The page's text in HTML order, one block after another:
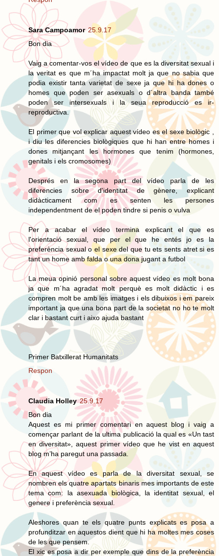
Sara Campoamor 25.9.17
Bon dia
Vaig a comentar-vos el vídeo de que es la diversitat sexual i
la veritat es que m´ha impactat molt ja que no sabia que
podia existir tanta varietat de sexe ja que hi ha dones o
homes que poden ser asexuals o d´altra banda també
poden ser intersexuals i la seua reproducció es ir-
reproductiva.
El primer que vol explicar aquest vídeo es el sexe biològic ,
i diu les diferencies biològiques que hi han entre homes i
dones mitjançant les hormones que tenim (hormones,
genitals i els cromosomes)
Després en la segona part del vídeo parla de les
diferencies sobre d'identitat de gènere, explicant
didàcticament com es senten les persones
independentment de el poden tindre si penis o vulva
Per a acabar el vídeo termina explicant el que es
l'orientació sexual, que per el que he entés jo es la
preferència sexual o el sexe del que tu ets sents atret si es
tant un home amb falda o una dona jugant a futbol
La meua opinió personal sobre aquest vídeo es molt bona
ja que m´ha agradat molt perquè es molt didàctic i es
compren molt be amb les imatges i els dibuixos i em pareix
important ja que una bona part de la societat no ho te molt
clar i bastant curt i aixo ajuda bastant
Primer Batxillerat Humanitats
Respon
Claudia Holley 25.9.17
Bon dia
Aquest es mi primer comentari en aquest blog i vaig a
començar parlant de la ultima publicació la qual es «Un tast
en diversitat», aquest primer vídeo que he vist en aquest
blog m’ha paregut una passada.
En aquest vídeo es parla de la diversitat sexual, se
nombren els quatre apartats binaris mes importants de este
tema com: la asexuada biològica, la identitat sexual, el
genere i preferència sexual.
Aleshores quan te els quatre punts explicats es posa a
profunditzar en aquestos dient que hi ha moltes mes coses
de les que pensem.
El xic es posa a dir per exemple que dins de la preferència